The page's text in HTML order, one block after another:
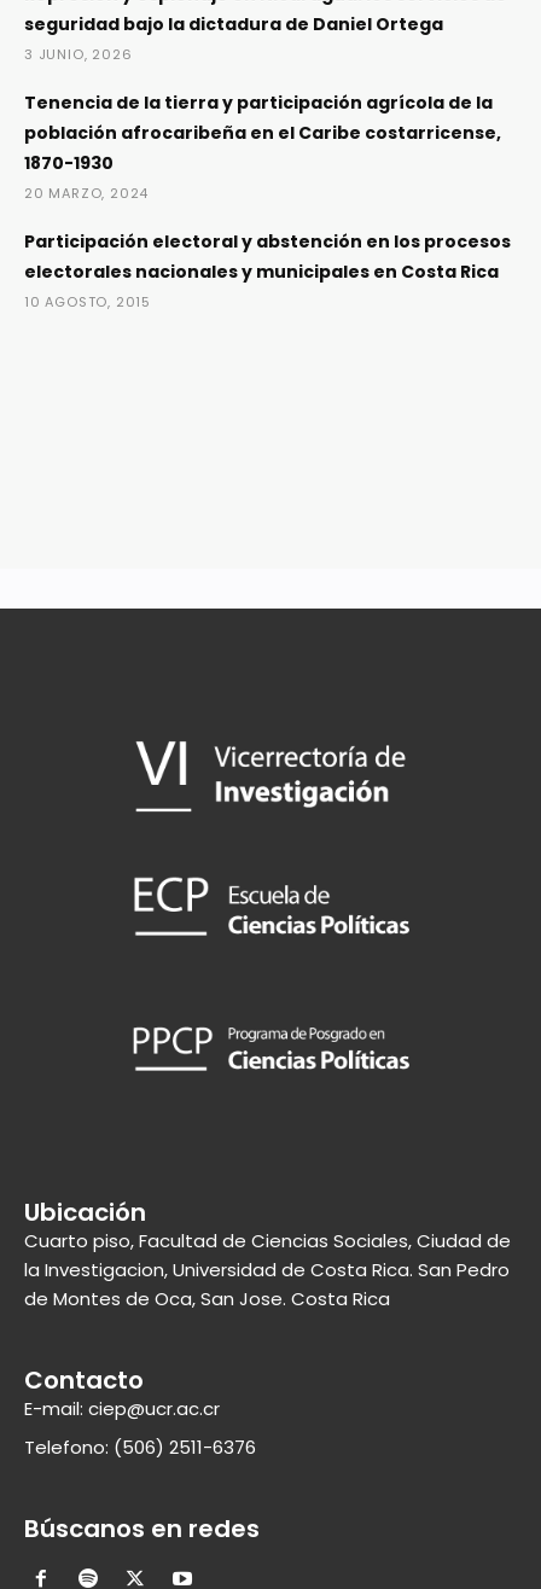
seguridad bajo la dictadura de Daniel Ortega
3 JUNIO, 2026
Tenencia de la tierra y participación agrícola de la
población afrocaribeña en el Caribe costarricense,
1870-1930
20 MARZO, 2024
Participación electoral y abstención en los procesos
electorales nacionales y municipales en Costa Rica
10 AGOSTO, 2015
Ubicación
Cuarto piso, Facultad de Ciencias Sociales, Ciudad de
la Investigacion, Universidad de Costa Rica. San Pedro
de Montes de Oca, San Jose. Costa Rica
Contacto
E-mail: ciep@ucr.ac.cr
Telefono: (506) 2511-6376
Búscanos en redes